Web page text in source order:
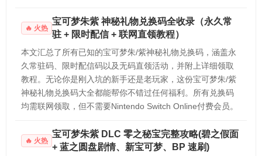
火热
宝可梦朱紫 神秘礼物兑换码全收录（永久常
驻 + 限时配信 + 联网直领教程）
本文汇总了所有已知的宝可梦朱/紫神秘礼物兑换码，涵盖永
久常驻码、限时配信码以及无码直领活动，并附上详细领取
教程。无论你是刚入坑的新手还是老玩家，这份宝可梦朱/紫
神秘礼物兑换码大全都能帮你不错过任何福利。所有兑换码
均需联网领取，但不需要Nintendo Switch Online付费会员。
火热
宝可梦朱紫 DLC 零之秘宝完整攻略(碧之假面
+ 蓝之圆盘剧情、新宝可梦、BP 速刷)